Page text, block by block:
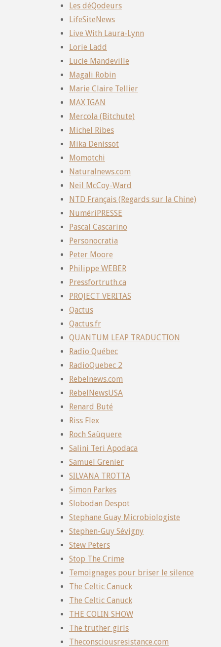
Les déQodeurs
LifeSiteNews
Live With Laura-Lynn
Lorie Ladd
Lucie Mandeville
Magali Robin
Marie Claire Tellier
MAX IGAN
Mercola (Bitchute)
Michel Ribes
Mika Denissot
Momotchi
Naturalnews.com
Neil McCoy-Ward
NTD Français (Regards sur la Chine)
NumériPRESSE
Pascal Cascarino
Personocratia
Peter Moore
Philippe WEBER
Pressfortruth.ca
PROJECT VERITAS
Qactus
Qactus.fr
QUANTUM LEAP TRADUCTION
Radio Québec
RadioQuebec 2
Rebelnews.com
RebelNewsUSA
Renard Buté
Riss Flex
Roch Saüquere
Salini Teri Apodaca
Samuel Grenier
SILVANA TROTTA
Simon Parkes
Slobodan Despot
Stephane Guay Microbiologiste
Stephen-Guy Sévigny
Stew Peters
Stop The Crime
Temoignages pour briser le silence
The Celtic Canuck
The Celtic Canuck
THE COLIN SHOW
The truther girls
Theconsciousresistance.com